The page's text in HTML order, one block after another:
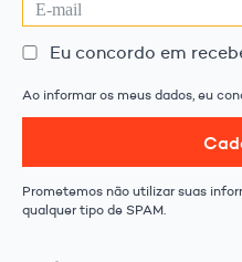
Eu concordo em
Ao informar os meus dados, eu
Prometemos não utilizar suas
qualquer tipo de SPAM.